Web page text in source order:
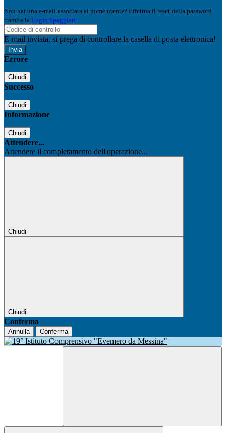
Non hai una e-mail associata al nome utente? Effettua il reset della password
tramite la Login Spaggiari
E-mail inviata, si prega di controllare la casella di posta elettronica!
Errore
Chiudi
Successo
Chiudi
Informazione
Chiudi
Attendere...
Attendere il completamento dell'operazione...
Chiudi
Chiudi
Conferma
Annulla Conferma